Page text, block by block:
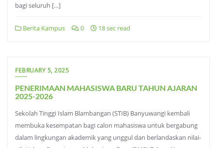
bagi seluruh […]
Berita Kampus 0 18 sec read
FEBRUARY 5, 2025
PENERIMAAN MAHASISWA BARU TAHUN AJARAN
2025-2026
Sekolah Tinggi Islam Blambangan (STIB) Banyuwangi kembali
membuka kesempatan bagi calon mahasiswa untuk bergabung
dalam lingkungan akademik yang unggul dan berlandaskan nilai-